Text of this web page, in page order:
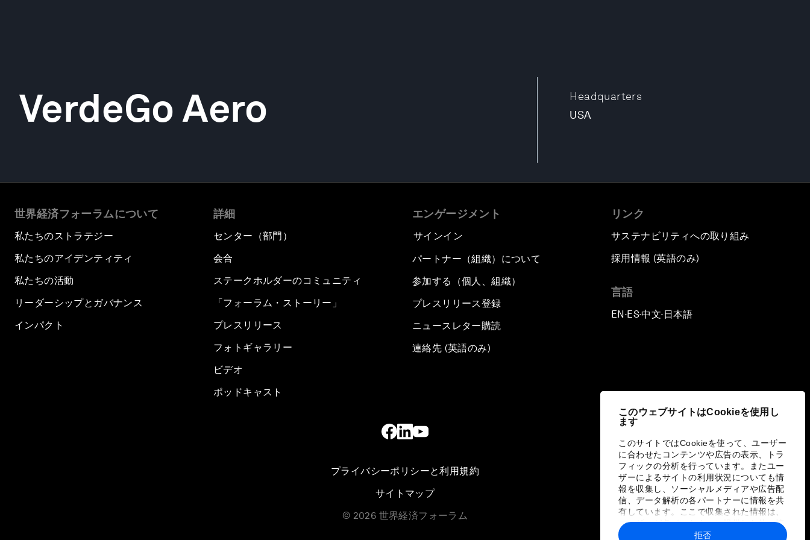
このウェブサイトはCookieを使用し
ます
このサイトではCookieを使って、ユーザー
に合わせたコンテンツや広告の表示、トラ
フィックの分析を行っています。またユー
ザーによるサイトの利用状況についても情
報を収集し、ソーシャルメディアや広告配
信、データ解析の各パートナーに情報を共
有しています。ここで収集された情報は、
ユーザーが各パートナーに提供した他の情
報や各パートナーのサービスを使用した際
拒否
Headquarters
USA
VerdeGo Aero
世界経済フォーラムについて
私たちのストラテジー
私たちのアイデンティティ
私たちの活動
リーダーシップとガバナンス
インパクト
詳細
センター（部門）
会合
ステークホルダーのコミュニティ
「フォーラム・ストーリー」
プレスリリース
フォトギャラリー
ビデオ
ポッドキャスト
エンゲージメント
サインイン
パートナー（組織）について
参加する（個人、組織）
プレスリリース登録
ニュースレター購読
連絡先 (英語のみ)
リンク
サステナビリティへの取り組み
採用情報 (英語のみ)
言語
EN ▪ES▪中文▪ 日本語
プライバシーポリシーと利用規約
サイトマップ
© 2026 世界経済フォーラム